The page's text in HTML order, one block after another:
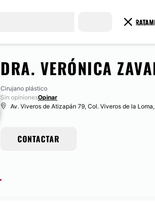
DRA. VERÓNICA
Cirujano plástico
Sin opinionesOpinar
Av. Viveros de Atizapán 79, Col. Viveros de la
CONTACTAR